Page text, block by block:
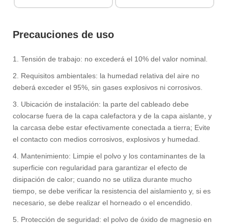
Precauciones de uso
1. Tensión de trabajo: no excederá el 10% del valor nominal.
2. Requisitos ambientales: la humedad relativa del aire no
deberá exceder el 95%, sin gases explosivos ni corrosivos. ‌
3. Ubicación de instalación: la parte del cableado debe
colocarse fuera de la capa calefactora y de la capa aislante, y
la carcasa debe estar efectivamente conectada a tierra; Evite
el contacto con medios corrosivos, explosivos y humedad. ‌
4. Mantenimiento: Limpie el polvo y los contaminantes de la
superficie con regularidad para garantizar el efecto de
disipación de calor; cuando no se utiliza durante mucho
tiempo, se debe verificar la resistencia del aislamiento y, si es
necesario, se debe realizar el horneado o el encendido. ‌
5. Protección de seguridad: el polvo de óxido de magnesio en